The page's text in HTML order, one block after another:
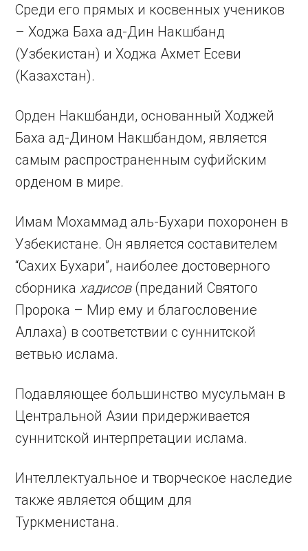
Среди его прямых и косвенных учеников
– Ходжа Баха ад-Дин Накшбанд
(Узбекистан) и Ходжа Ахмет Есеви
(Казахстан).
Орден Накшбанди, основанный Ходжей
Баха ад-Дином Накшбандом, является
самым распространенным суфийским
орденом в мире.
Имам Мохаммад аль-Бухари похоронен в
Узбекистане. Он является составителем
“Сахих Бухари”, наиболее достоверного
сборникахадисов(преданий Святого
Пророка – Мир ему и благословение
Аллаха) в соответствии с суннитской
ветвью ислама.
Подавляющее большинство мусульман в
Центральной Азии придерживается
суннитской интерпретации ислама.
Интеллектуальное и творческое наследие
также является общим для
Туркменистана.